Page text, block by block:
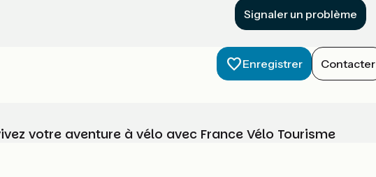
Signaler un problème
Enregistrer Contacter
votre aventure à vélo avec France Vélo Tourisme